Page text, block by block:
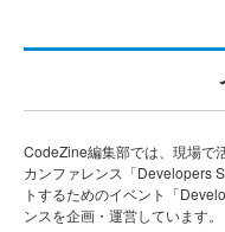
CodeZine編集部では、現場で
カンファレンス「Developers
トするためのイベント「
ンスを企画・運営しています。